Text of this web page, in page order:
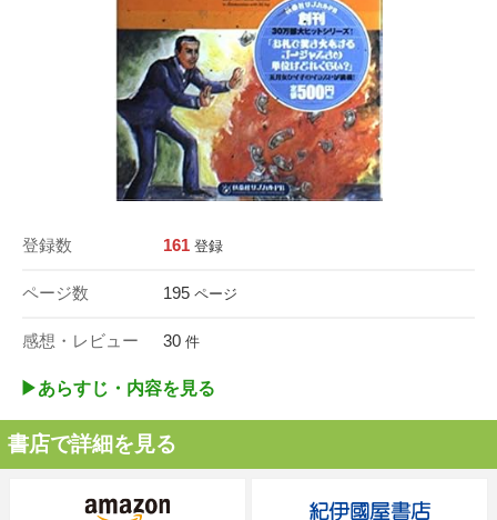
登録数 161 登録
ページ数 195 ページ
感想・レビュー 30 件
▶︎あらすじ・内容を見る
書店で詳細を見る